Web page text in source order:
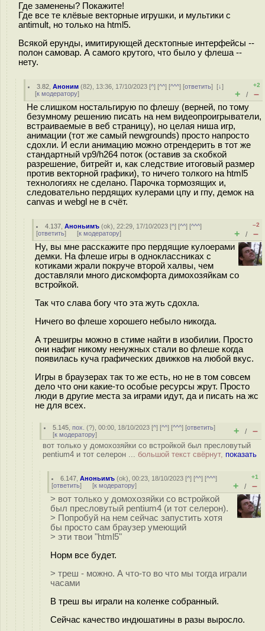
Где заменены? Покажите!
Где все те клёвые векторные игрушки, и мультики с
antimult, но только на html5.
Всякой ерунды, имитирующей десктопные интерфейсы --
полон самовар. А самого крутого, что было у флеша --
нету.
3.82 ,Аноним (82), 13:36, 17/10/2023 [^] [^^] [^^^] [ответить][↓]
[к модератору]
+2
+ / –
Не слишком ностальгирую по флешу (верней, по тому
безумному решению писать на нем видеопроигрыватели,
встраиваемые в веб страницу), но целая ниша игр,
анимации (тот же самый newgrounds) просто напросто
сдохли. И если анимацию можно отрендерить в тот же
стандартный vp9/h264 поток (оставив за скобкой
разрешение, битрейт и, как следствие итоговый размер
против векторной графики), то ничего толкого на html5
технологиях не сделано. Парочка тормозящих и,
следовательно пердящих кулерами цпу и гпу, демок на
canvas и webgl не в счёт.
4.137 ,Аноньимъ (ok), 22:29, 17/10/2023 [^] [^^] [^^^]
[ответить] [к модератору]
–2
+ / –
Ну, вы мне расскажите про пердящие кулоерами
демки. На флеше игры в одноклассниках с
котиками жрали покруче второй халвы, чем
доставляли много дискомфорта димохозяйкам со
встройкой.
Так что слава богу что эта жуть сдохла.
Ничего во флеше хорошего небыло никогда.
А трешигры можно в стиме найти в изобилии. Просто
они нафиг никому ненужных стали во флеше когда
появилась куча графических движков на любой вкус.
Игры в браузерах так то же есть, но не в том совсем
дело что они какие-то особые ресурсы жрут. Просто
люди в другие места за играми идут, да и писать на жс
не для всех.
5.145 ,пох. (?), 00:00, 18/10/2023 [^] [^^] [^^^] [ответить]
[к модератору] + / –
вот только у домохозяйки со встройкой был пресловутый
pentium4 и тот селерон ... большой текст свёрнут, показать
6.147 ,Аноньимъ (ok), 00:23, 18/10/2023 [^] [^^] [^^^]
[ответить] [к модератору]
+1
+ / –
> вот только у домохозяйки со встройкой
был пресловутый pentium4 (и тот селерон).
> Попробуй на нем сейчас запустить хотя
бы просто сам браузер умеющий
> эти твои "html5"
Норм все будет.
> треш - можно. А что-то во что мы тогда играли
часами
В треш вы играли на коленке собранный.
Сейчас качество индюшатины в разы выросло.